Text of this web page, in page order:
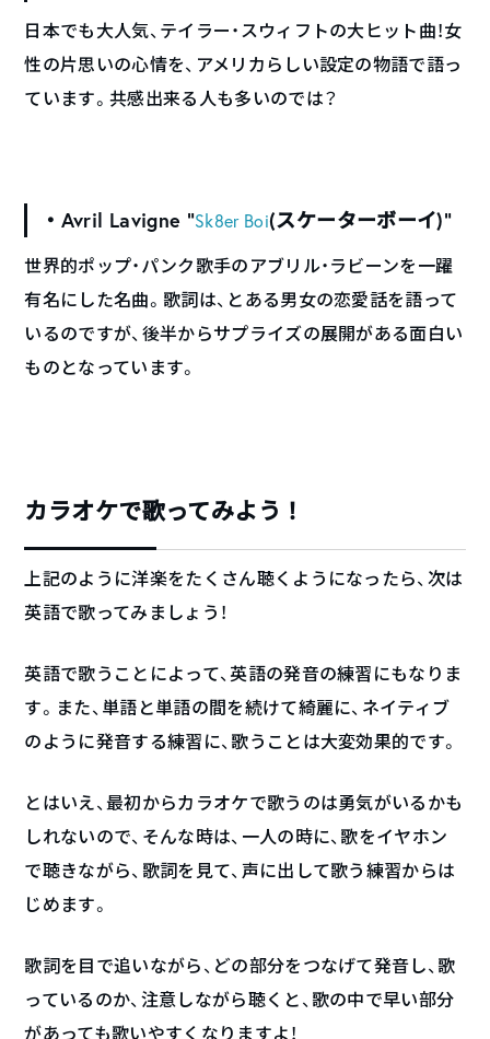
日本でも大人気、テイラー・スウィフトの大ヒット曲！女
性の片思いの心情を、アメリカらしい設定の物語で語っ
ています。共感出来る人も多いのでは？
・Avril Lavigne “Sk8er Boi(スケーターボーイ)”
世界的ポップ・パンク歌手のアブリル・ラビーンを一躍
有名にした名曲。歌詞は、とある男女の恋愛話を語って
いるのですが、後半からサプライズの展開がある面白い
ものとなっています。
カラオケで歌ってみよう！
上記のように洋楽をたくさん聴くようになったら、次は
英語で歌ってみましょう！
英語で歌うことによって、英語の発音の練習にもなりま
す。また、単語と単語の間を続けて綺麗に、ネイティブ
のように発音する練習に、歌うことは大変効果的です。
とはいえ、最初からカラオケで歌うのは勇気がいるかも
しれないので、そんな時は、一人の時に、歌をイヤホン
で聴きながら、歌詞を見て、声に出して歌う練習からは
じめます。
歌詞を目で追いながら、どの部分をつなげて発音し、歌
っているのか、注意しながら聴くと、歌の中で早い部分
があっても歌いやすくなりますよ！